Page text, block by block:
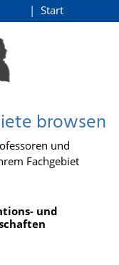
Start
browsen
und
Fachgebiet
und